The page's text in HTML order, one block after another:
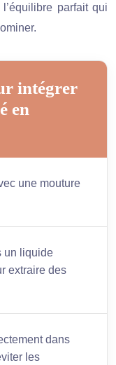
parfait qui
intégrer
en
une mouture
un liquide
extraire des
dans
les